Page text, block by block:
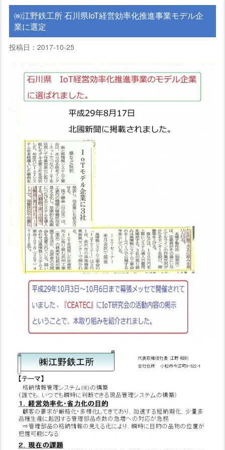
㈱江野鉄工所 石川県IoT経営効率化推進事業モデル企
業に選定
投稿日：2017-10-25